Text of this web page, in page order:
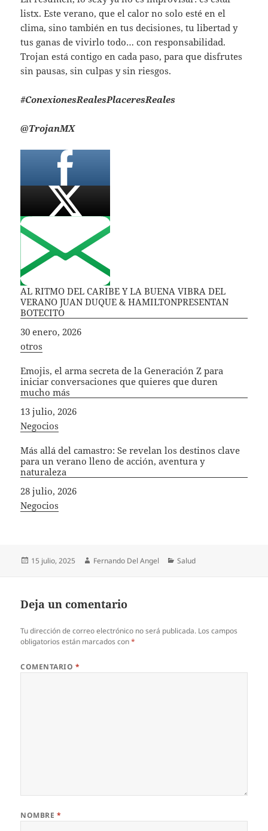
listx. Este verano, que el calor no solo esté en el
clima, sino también en tus decisiones, tu libertad y
tus ganas de vivirlo todo… con responsabilidad.
Trojan está contigo en cada paso, para que disfrutes
sin pausas, sin culpas y sin riesgos.
#ConexionesRealesPlaceresReales
@TrojanMX
AL RITMO DEL CARIBE Y LA BUENA VIBRA DEL
VERANO JUAN DUQUE & HAMILTONPRESENTAN
BOTECITO
Fecha
30 enero, 2026
In relation to
otros
Emojis, el arma secreta de la Generación Z para
iniciar conversaciones que quieres que duren
mucho más
Fecha
13 julio, 2026
In relation to
Negocios
Más allá del camastro: Se revelan los destinos clave
para un verano lleno de acción, aventura y
naturaleza
Fecha
28 julio, 2026
In relation to
Negocios
Publicado
15 julio, 2025 Autor
Fernando Del Angel Categorías
Salud
Deja un comentario
Tu dirección de correo electrónico no será publicada. Los campos
obligatorios están marcados con*
COMENTARIO *
NOMBRE *